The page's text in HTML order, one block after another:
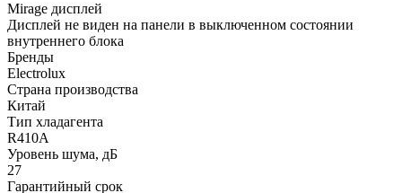
Mirage дисплей
Дисплей не виден на панели в выключенном состоянии
внутреннего блока
Бренды
Electrolux
Страна производства
Китай
Тип хладагента
R410A
Уровень шума, дБ
27
Гарантийный срок